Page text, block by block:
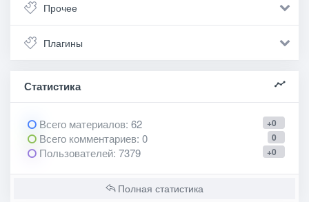
Прочее
Плагины
Статистика
+0
Всего материалов: 62
0
Всего комментариев: 0
+0
Пользователей: 7379
Полная статистика